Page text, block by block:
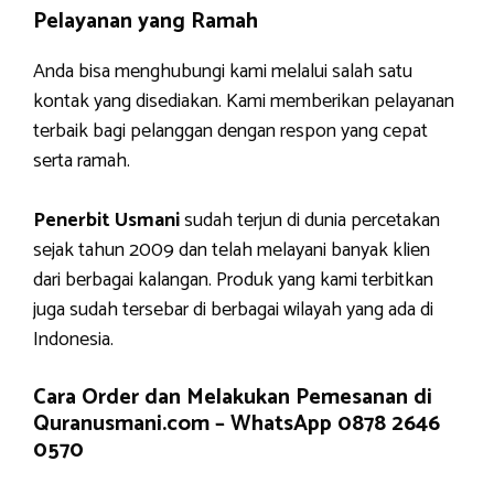
Pelayanan yang Ramah
Anda bisa menghubungi kami melalui salah satu
kontak yang disediakan. Kami memberikan pelayanan
terbaik bagi pelanggan dengan respon yang cepat
serta ramah.
Penerbit Usmanisudah terjun di dunia percetakan
sejak tahun 2009 dan telah melayani banyak klien
dari berbagai kalangan. Produk yang kami terbitkan
juga sudah tersebar di berbagai wilayah yang ada di
Indonesia.
Cara Order dan Melakukan Pemesanan di
Quranusmani.com –WhatsApp 0878 2646
0570